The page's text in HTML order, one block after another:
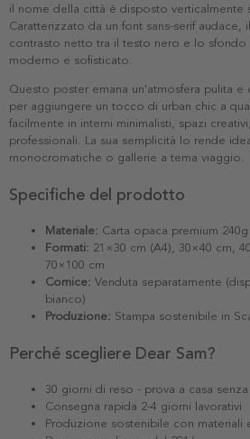
il nome della città è disposto verticalmente
Caratterizzato da un font sans-serif audace,
contrasto netto tra il testo nero e lo sfondo
moderno e sofisticato.
Questo poster emana un'atmosfera pulita
per aggiungere un tocco di urban chic a
facilmente in interni minimalisti, spazi
professionali. La sua semplicità lo rende
monocromatiche o gallerie a tema viaggio.
Specifiche del prodotto
Materiale: Carta opaca premium 240g
Formati: 21×30 cm (A4), 30×40 cm,
70×100 cm
Cornice: Venduta separatamente
bianco)
Produzione: Stampa sostenibile in
Perché scegliere Dear Sam?
30 giorni di reso - prova a casa senza
Consegna rapida 2-4 giorni lavorativi
Produzione sostenibile con materiali